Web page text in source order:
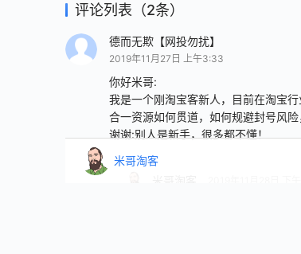
米哥淘客
评论列表（2条）
德而无欺【网投勿扰】
2019年11月27日 上午3:33
你好米哥:
我是一个刚淘宝客新人，目前在淘宝
合一资源如何贯道，如何规避封号风险
谢谢:别人是新手，很多都不懂！